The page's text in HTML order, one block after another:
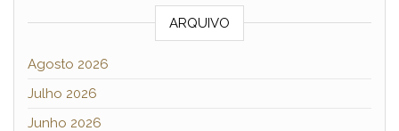
ARQUIVO
Agosto 2026
Julho 2026
Junho 2026